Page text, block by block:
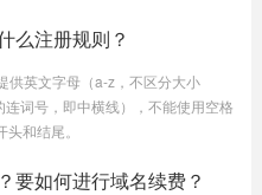
么注册规则？
供英文字母（a-z，不区分大小
词号，即中横线），不能使用空格
和结尾。
要如何进行域名续费？